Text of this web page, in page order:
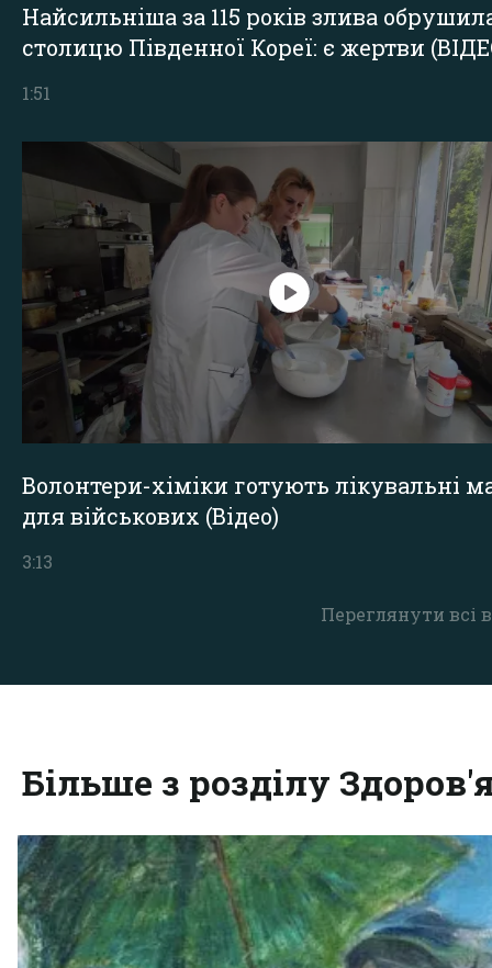
Переглянути всі
Найсильніша за 115 років злива
столицю Південної Кореї: є жертви
1:51
Волонтери-хіміки готують лікувальні
для військових (Відео)
3:13
Більше з розділу